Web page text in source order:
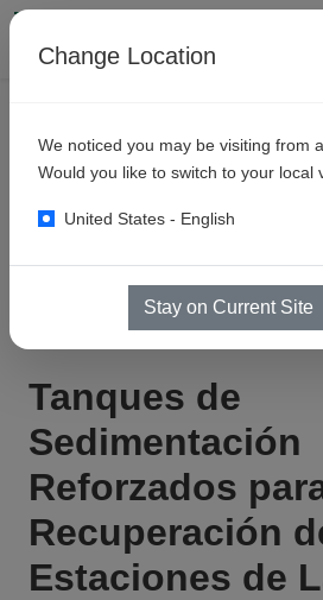
Tanquesde
Reforzados para
Lavado de
Tanques de
Sedimentación
Reforzados
Recuperación
Estaciones de
Change Location
We noticed you may be visiting from
Would you like to switch to your local
United States - English
Stay on Current Site